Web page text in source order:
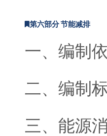
第六部分 节能减排
一、编制
二、编制
三、能源